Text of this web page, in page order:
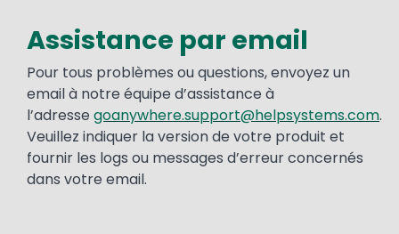
Assistance par email
Pour tous problèmes ou questions, envoyez un
email à notre équipe d’assistance à
l’adresse goanywhere.support@helpsystems.com.
Veuillez indiquer la version de votre produit et
fournir les logs ou messages d’erreur concernés
dans votre email.